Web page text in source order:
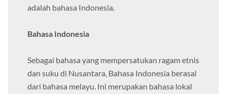
adalah bahasa Indonesia.
Bahasa Indonesia
Sebagai bahasa yang mempersatukan ragam etnis
dan suku di Nusantara, Bahasa Indonesia berasal
dari bahasa melayu. Ini merupakan bahasa lokal